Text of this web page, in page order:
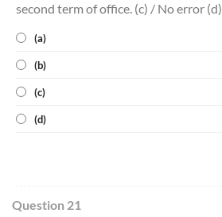
second term of office. (c) / No error (d)
(a)
(b)
(c)
(d)
Question 21